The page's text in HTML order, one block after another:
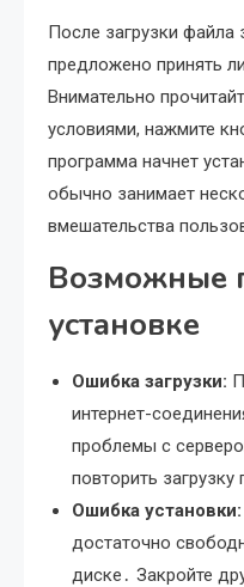
После загрузки файла
предложено принять
Внимательно
условиями, нажмите
программа начнет
обычно занимает
вмешательства
Возможные
установке
Ошибка загрузки:
интернет-
проблемы с
повторить загрузку
Ошибка установки:
достаточно
диске․ Закройте